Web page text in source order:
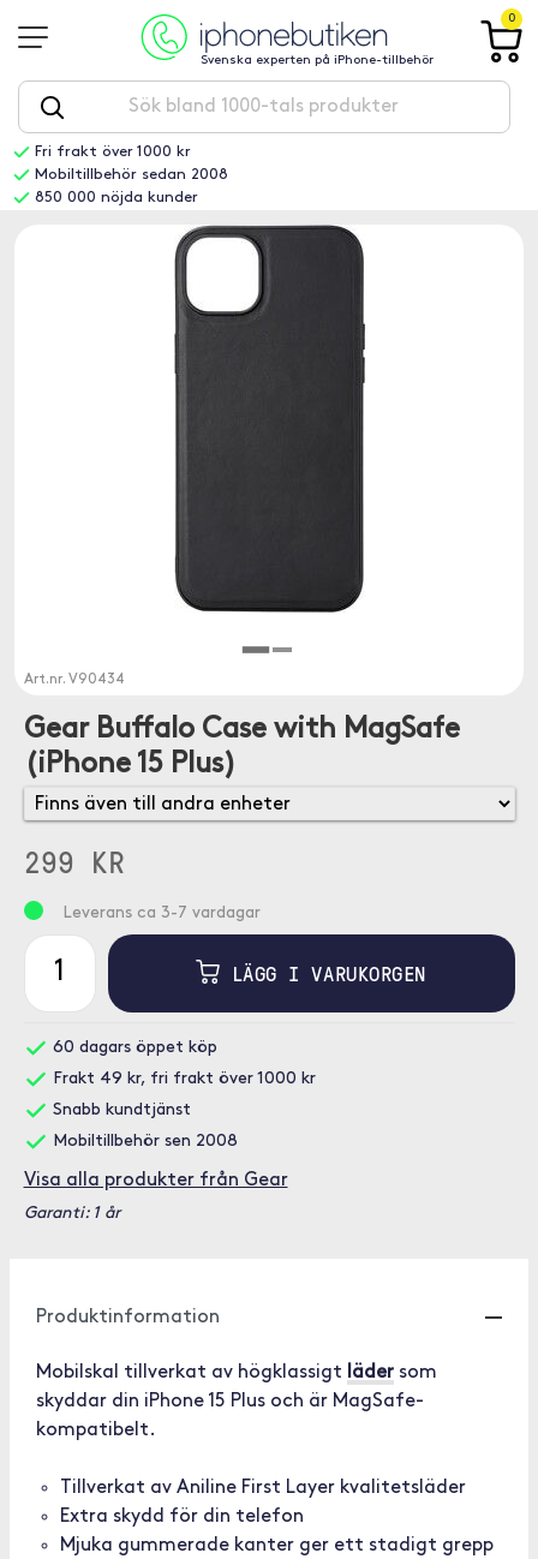
Svenska experten på iPhone-tillbehör
0
Fri frakt över 1000 kr
Mobiltillbehör sedan 2008
850 000 nöjda kunder
Art.nr. V90434
Gear Buffalo Case with MagSafe
(iPhone 15 Plus)
299 KR
Leverans ca 3-7 vardagar
LÄGG I VARUKORGEN
60 dagars öppet köp
Frakt 49 kr, fri frakt över 1000 kr
Snabb kundtjänst
Mobiltillbehör sen 2008
Visa alla produkter från Gear
Garanti: 1 år
Produktinformation
Mobilskal tillverkat av högklassigt läder som
skyddar din iPhone 15 Plus och är MagSafe-
kompatibelt.
Tillverkat av Aniline First Layer kvalitetsläder
Extra skydd för din telefon
Mjuka gummerade kanter ger ett stadigt grepp